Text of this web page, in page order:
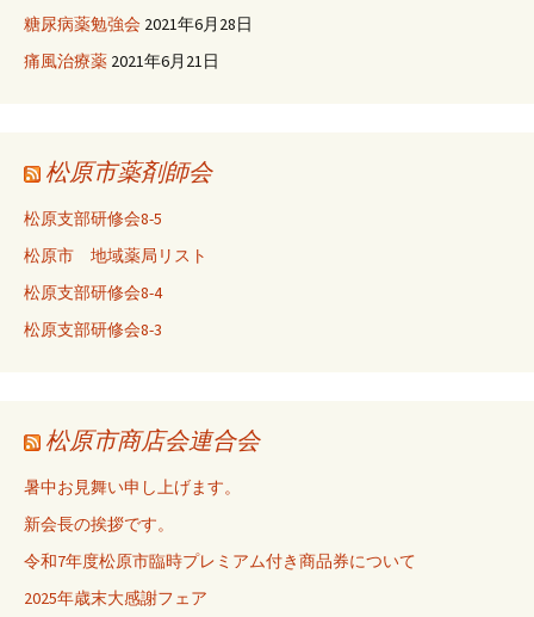
糖尿病薬勉強会 2021年6月28日
痛風治療薬 2021年6月21日
松原市薬剤師会
松原支部研修会8-5
松原市 地域薬局リスト
松原支部研修会8-4
松原支部研修会8-3
松原市商店会連合会
暑中お見舞い申し上げます。
新会長の挨拶です。
令和7年度松原市臨時プレミアム付き商品券について
2025年歳末大感謝フェア